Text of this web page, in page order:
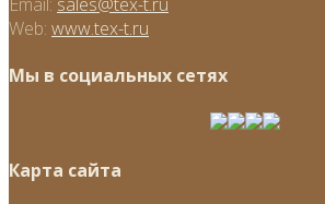
Web: www.tex-t.ru
Мы в социальных сетях
Карта сайта